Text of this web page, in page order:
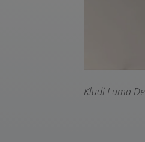
Kludi Luma